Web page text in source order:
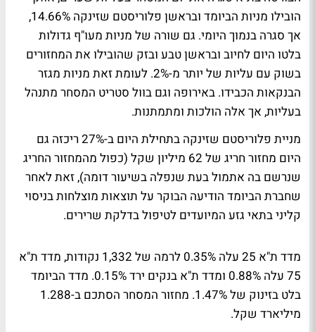
הובילו מניות הביומד ובראשן פלוריסטם שזינקה 14.66%,
אך סגרה בנמוך היומי. גם שורה של מניות מעו"ף גדולות
בלטו היום לחיוב ובראשן טבע ובזק שהובילו את המחזורים
בשוק עם עליות של יותר מ-2%. לעומת זאת מניות מגזר
הבנקאות הכבידו. באירופה וגם בוול סטריט המסחר מתנהל
בעליות, אך אלה הולכות ומתמתנות.
מניית פלוריסטם שזינקה בתחילת היום ב-27% ריכזה גם
היום מחזור חריג של 62 מיליון שקל (כפול מהמחזור החריג
שנרשם בה אתמול בעת שנפלה בשיעור דומה), זאת לאחר
שחברת הביומד הודיעה הבוקר על תוצאות מוצלחותבניסוי
קליני בתאי גזע המיועדים לטיפול בדלקת שרירים.
מדד ת"א 25 עלה 0.35% לרמה של 1,332 נקודות, מדד ת"א
75 עלה 0.88% ומדד ת"א בנקים ירד 0.15%. מדד הביומד
בלט בזינוק של 1.47%. מחזור המסחר הסתכם ב-1.288
מיליארד שקל.